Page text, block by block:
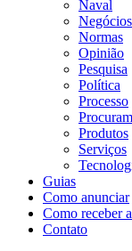
Naval
Negócios
Normas
Opinião
Pesquisa
Política
Processo
Produtos
Serviços
Guias
Como anunciar
Como receber
Contato